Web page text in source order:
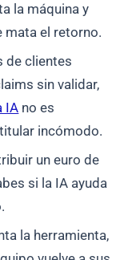
la máquina y
mata el retorno.
de clientes
sin validar,
IA no es
incómodo.
un euro de
si la IA ayuda
la herramienta,